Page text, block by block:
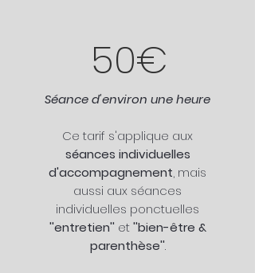
50€
Séance d'environ une heure
Ce tarif s'applique aux
séances individuelles
d'accompagnement, mais
aussi aux séances
individuelles ponctuelles
''entretien'' et''bien-être &
parenthèse''.